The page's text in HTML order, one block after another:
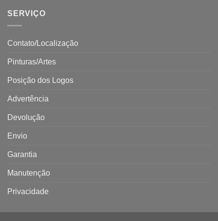
SERVIÇO
Contato/Localização
Pinturas/Artes
Posição dos Logos
Advertência
Devolução
Envio
Garantia
Manutenção
Privacidade